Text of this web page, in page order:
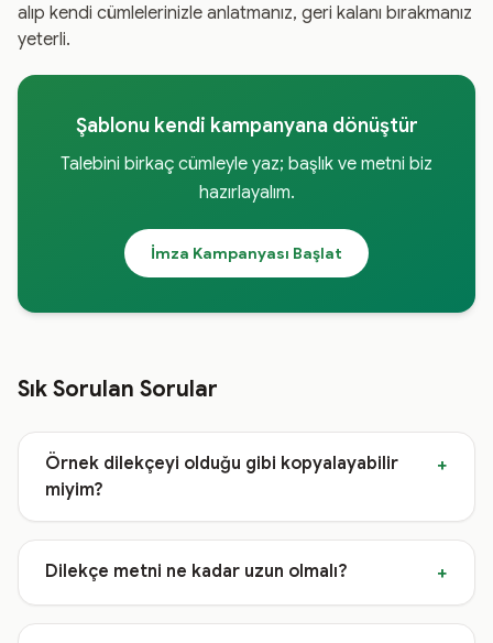
alıp kendi cümlelerinizle anlatmanız, geri kalanı bırakmanız
yeterli.
Şablonu kendi kampanyana dönüştür
Talebini birkaç cümleyle yaz; başlık ve metni biz
hazırlayalım.
İmza Kampanyası Başlat
Sık Sorulan Sorular
Örnek dilekçeyi olduğu gibi kopyalayabilir
miyim?
+
Dilekçe metni ne kadar uzun olmalı? +